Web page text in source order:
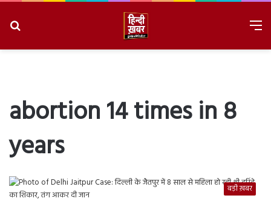
abortion 14 times in 8
years
बड़ी ख़बर